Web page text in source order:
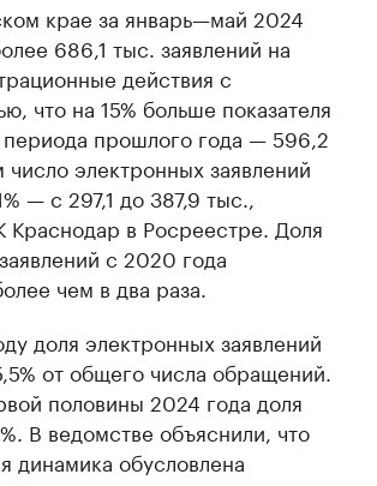
крае за январь—май 2024
686,1 тыс. заявлений на
действия с
что на 15% больше показателя
периода прошлого года — 596,2
электронных заявлений
— с 297,1 до 387,9 тыс.,
в Росреестре. Доля
с 2020 года
чем в два раза.
доля электронных заявлений
от общего числа обращений.
половины 2024 года доля
В ведомстве объяснили, что
динамика обусловлена